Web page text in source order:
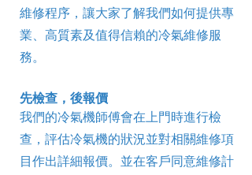
維修程序，讓大家了解我們如何提供專
業、高質素及值得信賴的冷氣維修服
務。
先檢查，後報價
我們的冷氣機師傅會在上門時進行檢
查，評估冷氣機的狀況並對相關維修項
目作出詳細報價。並在客戶同意維修計